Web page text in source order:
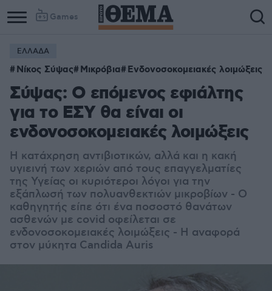
Games
ΕΛΛΑΔΑ
Νίκος Σύψας Μικρόβια Ενδονοσοκομειακές λοιμώξεις
Σύψας: Ο επόμενος εφιάλτης
για το ΕΣΥ θα είναι οι
ενδονοσοκομειακές λοιμώξεις
Η κατάχρηση αντιβιοτικών, αλλά και η κακή
υγιεινή των χεριών από τους επαγγελματίες
της Υγείας οι κυριότεροι λόγοι για την
εξάπλωσή των πολυανθεκτιών μικροβίων - Ο
καθηγητής είπε ότι ένα ποσοστό θανάτων
ασθενών με covid οφείλεται σε
ενδονοσοκομειακές λοιμώξεις - Η αναφορά
στον μύκητα Candida Auris